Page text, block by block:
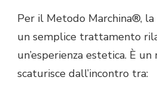
Per il Metodo Marchina®,
un semplice trattamento
un’esperienza estetica. È
scaturisce dall’incontro tra: